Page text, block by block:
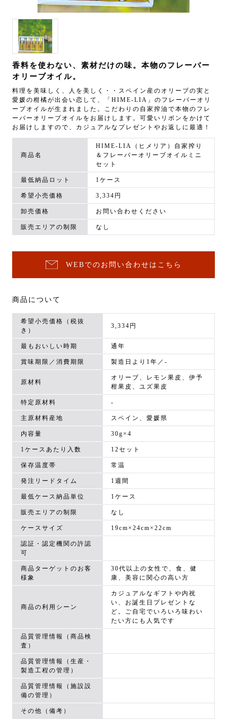
香料を使わない、素材だけの味。本物のフレーバー
オリーブオイル。
料理を美味しく、人を美しく・・スペイン産のオリーブの実と
愛媛の柑橘が出会い恋して、「HIME-LIA」のフレーバーオリ
ーブオイルが生まれました。こだわりの自家搾油で本物のフレ
ーバーオリーブオイルをお届けします。可愛いリボンをかけて
お届けしますので、カジュアルなプレゼントやお返しに最適！
商品名
HIME-LIA（ヒメリア）自家搾り
＆フレーバーオリーブオイルミニ
セット
最低納品ロット 1ケース
希望小売価格 3,334円
卸売価格 お問い合わせください
販売エリアの制限 なし
WEBでのお問い合わせはこちら
商品について
希望小売価格（税抜
き）
3,334円
最もおいしい時期 通年
賞味期限／消費期限 製造日より1年／-
原材料
オリーブ、レモン果皮、伊予
柑果皮、ユズ果皮
特定原材料 -
主原材料産地 スペイン、愛媛県
内容量 30g×4
1ケースあたり入数 12セット
保存温度帯 常温
発注リードタイム 1週間
最低ケース納品単位 1ケース
販売エリアの制限 なし
ケースサイズ 19cm×24cm×22cm
認証・認定機関の許認
可
商品ターゲットのお客
様象
30代以上の女性で、食、健
康、美容に関心の高い方
商品の利用シーン
カジュアルなギフトや内祝
い、お誕生日プレゼントな
ど。ご自宅でいろいろ味わい
たい方にも人気です
品質管理情報（商品検
査）
品質管理情報（生産・
製造工程の管理）
品質管理情報（施設設
備の管理）
その他（備考）